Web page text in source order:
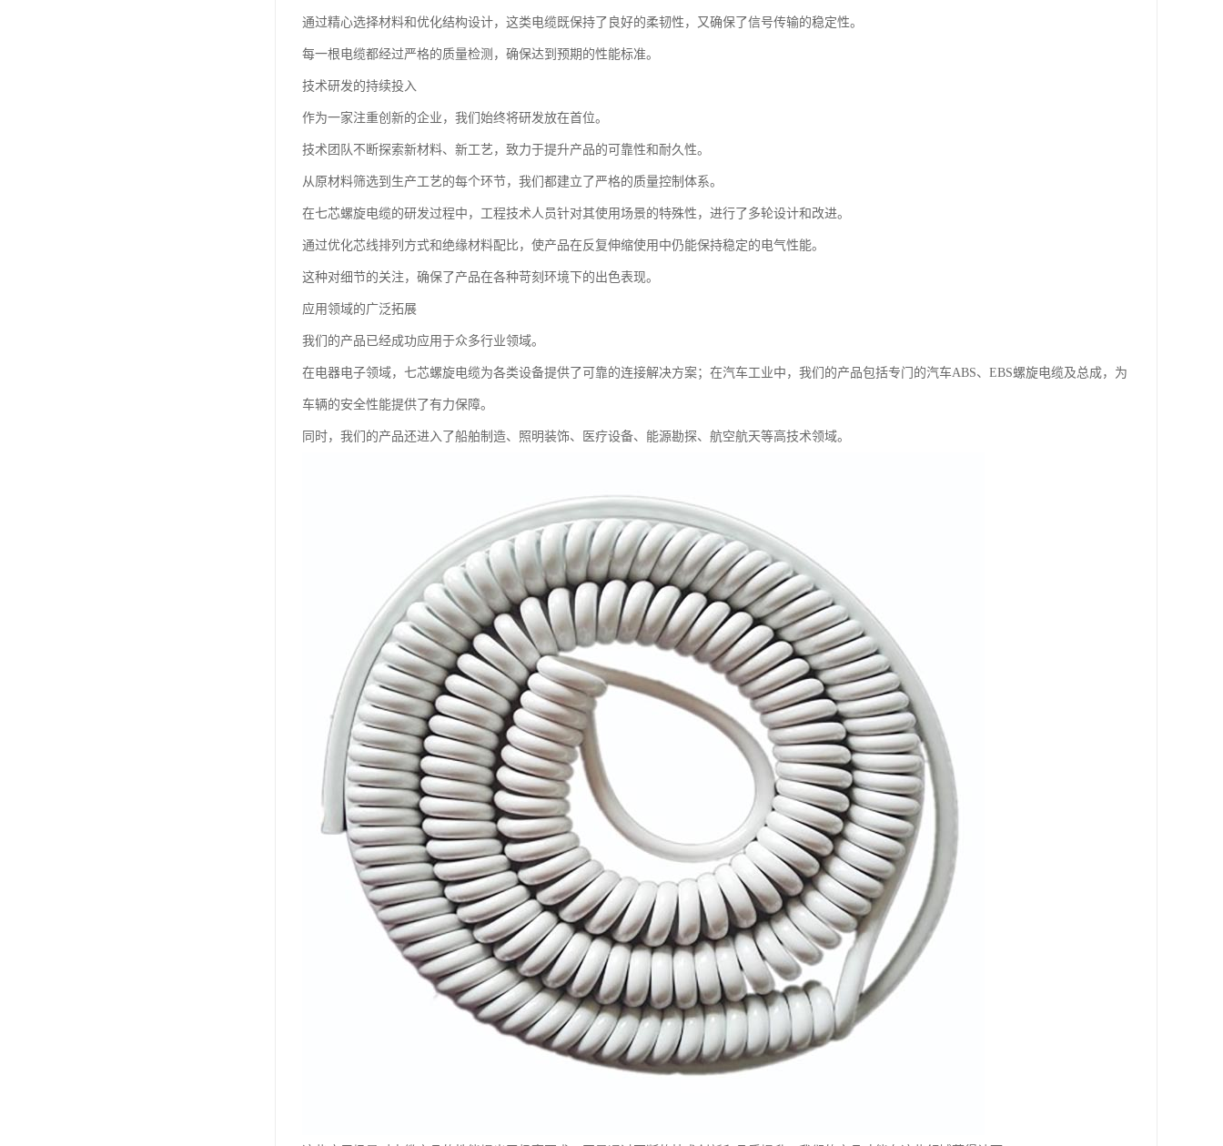
通过精心选择材料和优化结构设计，这类电缆既保持了良好的柔韧性，又确保了信号传输的稳定性。
每一根电缆都经过严格的质量检测，确保达到预期的性能标准。
技术研发的持续投入
作为一家注重创新的企业，我们始终将研发放在首位。
技术团队不断探索新材料、新工艺，致力于提升产品的可靠性和耐久性。
从原材料筛选到生产工艺的每个环节，我们都建立了严格的质量控制体系。
在七芯螺旋电缆的研发过程中，工程技术人员针对其使用场景的特殊性，进行了多轮设计和改进。
通过优化芯线排列方式和绝缘材料配比，使产品在反复伸缩使用中仍能保持稳定的电气性能。
这种对细节的关注，确保了产品在各种苛刻环境下的出色表现。
应用领域的广泛拓展
我们的产品已经成功应用于众多行业领域。
在电器电子领域，七芯螺旋电缆为各类设备提供了可靠的连接解决方案；在汽车工业中，我们的产品包括专门的汽车ABS、EBS螺旋电缆及总成，为
车辆的安全性能提供了有力保障。
同时，我们的产品还进入了船舶制造、照明装饰、医疗设备、能源勘探、航空航天等高技术领域。